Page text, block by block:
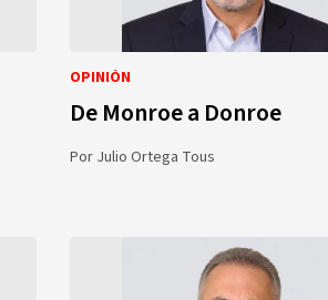
OPINIÓN
De Monroe a Donroe
Por Julio Ortega Tous